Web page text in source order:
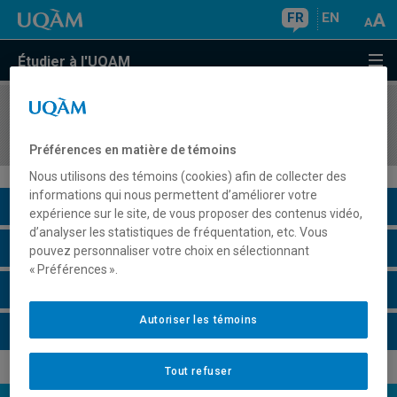
FR EN
Étudier à l'UQAM
COURS//
Description du cours
Horaire - Été 2026
Préférences en matière de témoins
Nous utilisons des témoins (cookies) afin de collecter des
informations qui nous permettent d’améliorer votre
expérience sur le site, de vous proposer des contenus vidéo,
d’analyser les statistiques de fréquentation, etc. Vous
pouvez personnaliser votre choix en sélectionnant
« Préférences ».
Tout refuser
Autoriser les témoins